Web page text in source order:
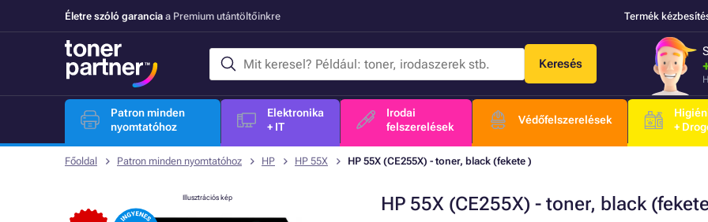
Életre szóló garancia a Premium utántöltőinkre Termék
Keresés
Patron minden
nyomtatóhoz
Elektronika
+ IT
Irodai
felszerelések
Védőfelszerelések
+
Főoldal Patron minden nyomtatóhoz HP HP 55X HP 55X (CE255X) - toner, black (fekete )
HP 55X (CE255X) - toner, black
Illusztrációs kép